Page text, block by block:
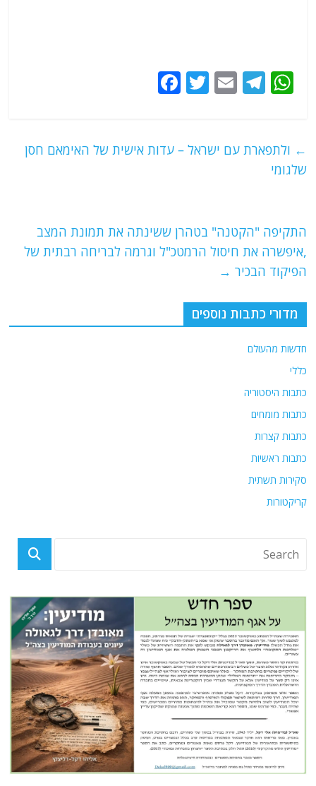
W
s
T
g
E
l
T
er
e
k
← ולתפארת עם ישראל – עדות אישית של האימאם חסן
שלגומי
התקיפה "הקטנה" בטהרן ששינתה את תמונת המצב
,איפשרה את חיסול הרמטכ"ל וגרמה לבריחה רבתית של
הפיקוד הבכיר →
מדורי כתבות נוספים
חדשות מהעולם
כללי
כתבות היסטוריה
כתבות מומחים
כתבות קצרות
כתבות ראשיות
סקירות תשתית
קריקטורות